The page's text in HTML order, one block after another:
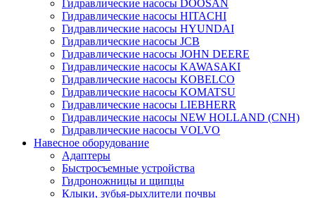
Гидравлические насосы DOOSAN
Гидравлические насосы HITACHI
Гидравлические насосы HYUNDAI
Гидравлические насосы JCB
Гидравлические насосы JOHN DEERE
Гидравлические насосы KAWASAKI
Гидравлические насосы KOBELCO
Гидравлические насосы KOMATSU
Гидравлические насосы LIEBHERR
Гидравлические насосы NEW HOLLAND (CNH)
Гидравлические насосы VOLVO
Навесное оборудование
Адаптеры
Быстросъемные устройства
Гидроножницы и щипцы
Клыки, зубья-рыхлители почвы